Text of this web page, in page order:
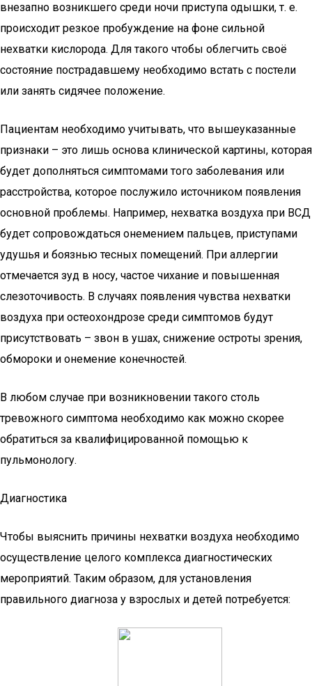
внезапно возникшего среди ночи приступа одышки, т. е.
происходит резкое пробуждение на фоне сильной
нехватки кислорода. Для такого чтобы облегчить своё
состояние пострадавшему необходимо встать с постели
или занять сидячее положение.
Пациентам необходимо учитывать, что вышеуказанные
признаки – это лишь основа клинической картины, которая
будет дополняться симптомами того заболевания или
расстройства, которое послужило источником появления
основной проблемы. Например, нехватка воздуха при ВСД
будет сопровождаться онемением пальцев, приступами
удушья и боязнью тесных помещений. При аллергии
отмечается зуд в носу, частое чихание и повышенная
слезоточивость. В случаях появления чувства нехватки
воздуха при остеохондрозе среди симптомов будут
присутствовать – звон в ушах, снижение остроты зрения,
обмороки и онемение конечностей.
В любом случае при возникновении такого столь
тревожного симптома необходимо как можно скорее
обратиться за квалифицированной помощью к
пульмонологу.
Диагностика
Чтобы выяснить причины нехватки воздуха необходимо
осуществление целого комплекса диагностических
мероприятий. Таким образом, для установления
правильного диагноза у взрослых и детей потребуется: